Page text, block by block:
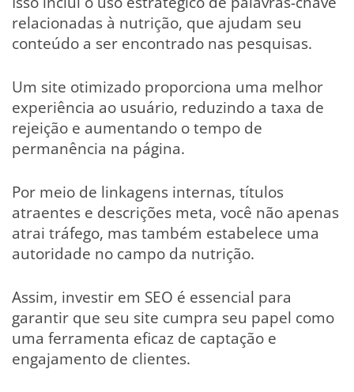
relacionadas à nutrição, que ajudam seu
conteúdo a ser encontrado nas pesquisas.
Um site otimizado proporciona uma melhor
experiência ao usuário, reduzindo a taxa de
rejeição e aumentando o tempo de
permanência na página.
Por meio de linkagens internas, títulos
atraentes e descrições meta, você não apenas
atrai tráfego, mas também estabelece uma
autoridade no campo da nutrição.
Assim, investir em SEO é essencial para
garantir que seu site cumpra seu papel como
uma ferramenta eficaz de captação e
engajamento de clientes.